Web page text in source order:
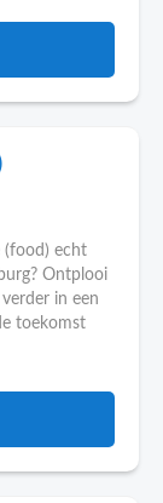
echt
Ontplooi
in een
toekomst